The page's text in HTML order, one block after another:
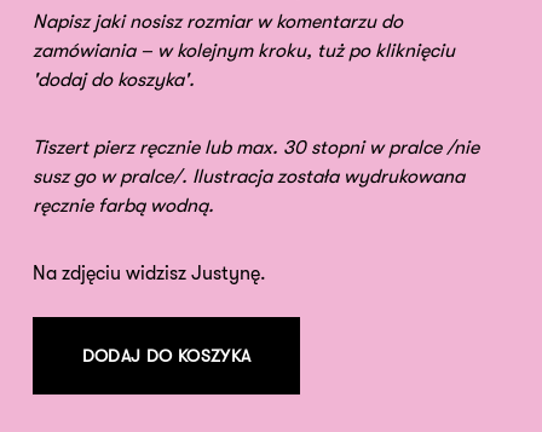
Napisz jaki nosisz rozmiar w komentarzu do
zamówiania – w kolejnym kroku, tuż po kliknięciu
'dodaj do koszyka'.
Tiszert pierz ręcznie lub max. 30 stopni w pralce /nie
susz go w pralce/. Ilustracja została wydrukowana
ręcznie farbą wodną.
Na zdjęciu widzisz Justynę.
DODAJ DO KOSZYKA